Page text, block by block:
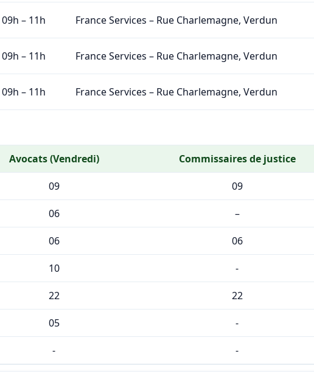
09h – 11h France Services – Rue Charlemagne, Verdun
09h – 11h France Services – Rue Charlemagne, Verdun
09h – 11h France Services – Rue Charlemagne, Verdun
Avocats (Vendredi) Commissaires de justice
09 09
06 –
06 06
10 -
22 22
05 -
- -